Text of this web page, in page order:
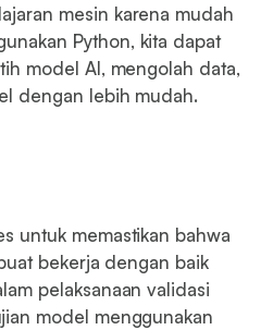
mesin karena mudah
Python, kita dapat
model AI, mengolah data,
dengan lebih mudah.
untuk memastikan bahwa
bekerja dengan baik
pelaksanaan validasi
model menggunakan